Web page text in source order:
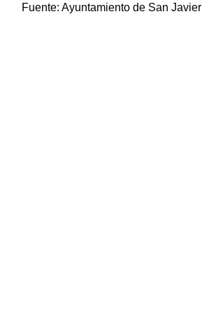
Fuente: Ayuntamiento de San Javier